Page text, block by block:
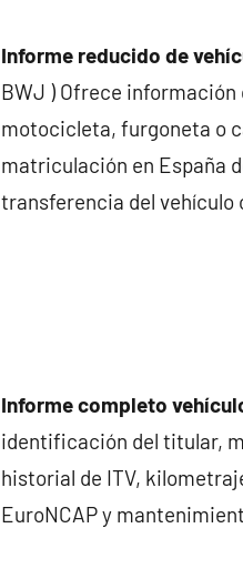
Informe reducido de
BWJ ) Ofrece
motocicleta, furgoneta o
matriculación en España
transferencia del vehículo
Informe completo
identificación del titular,
historial de ITV,
EuroNCAP y